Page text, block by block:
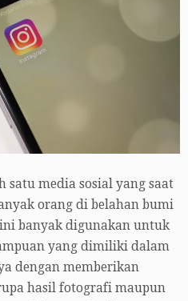
satu media sosial yang saat
orang di belahan bumi
banyak digunakan untuk
yang dimiliki dalam
dengan memberikan
hasil fotografi maupun